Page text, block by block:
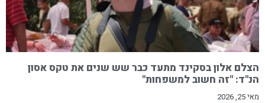
הצלם אלון בסקינד מתעד כבר שש שנים את טקס אסון
הנ"ד: "זה חשוב למשפחות"
מאי 25, 2026